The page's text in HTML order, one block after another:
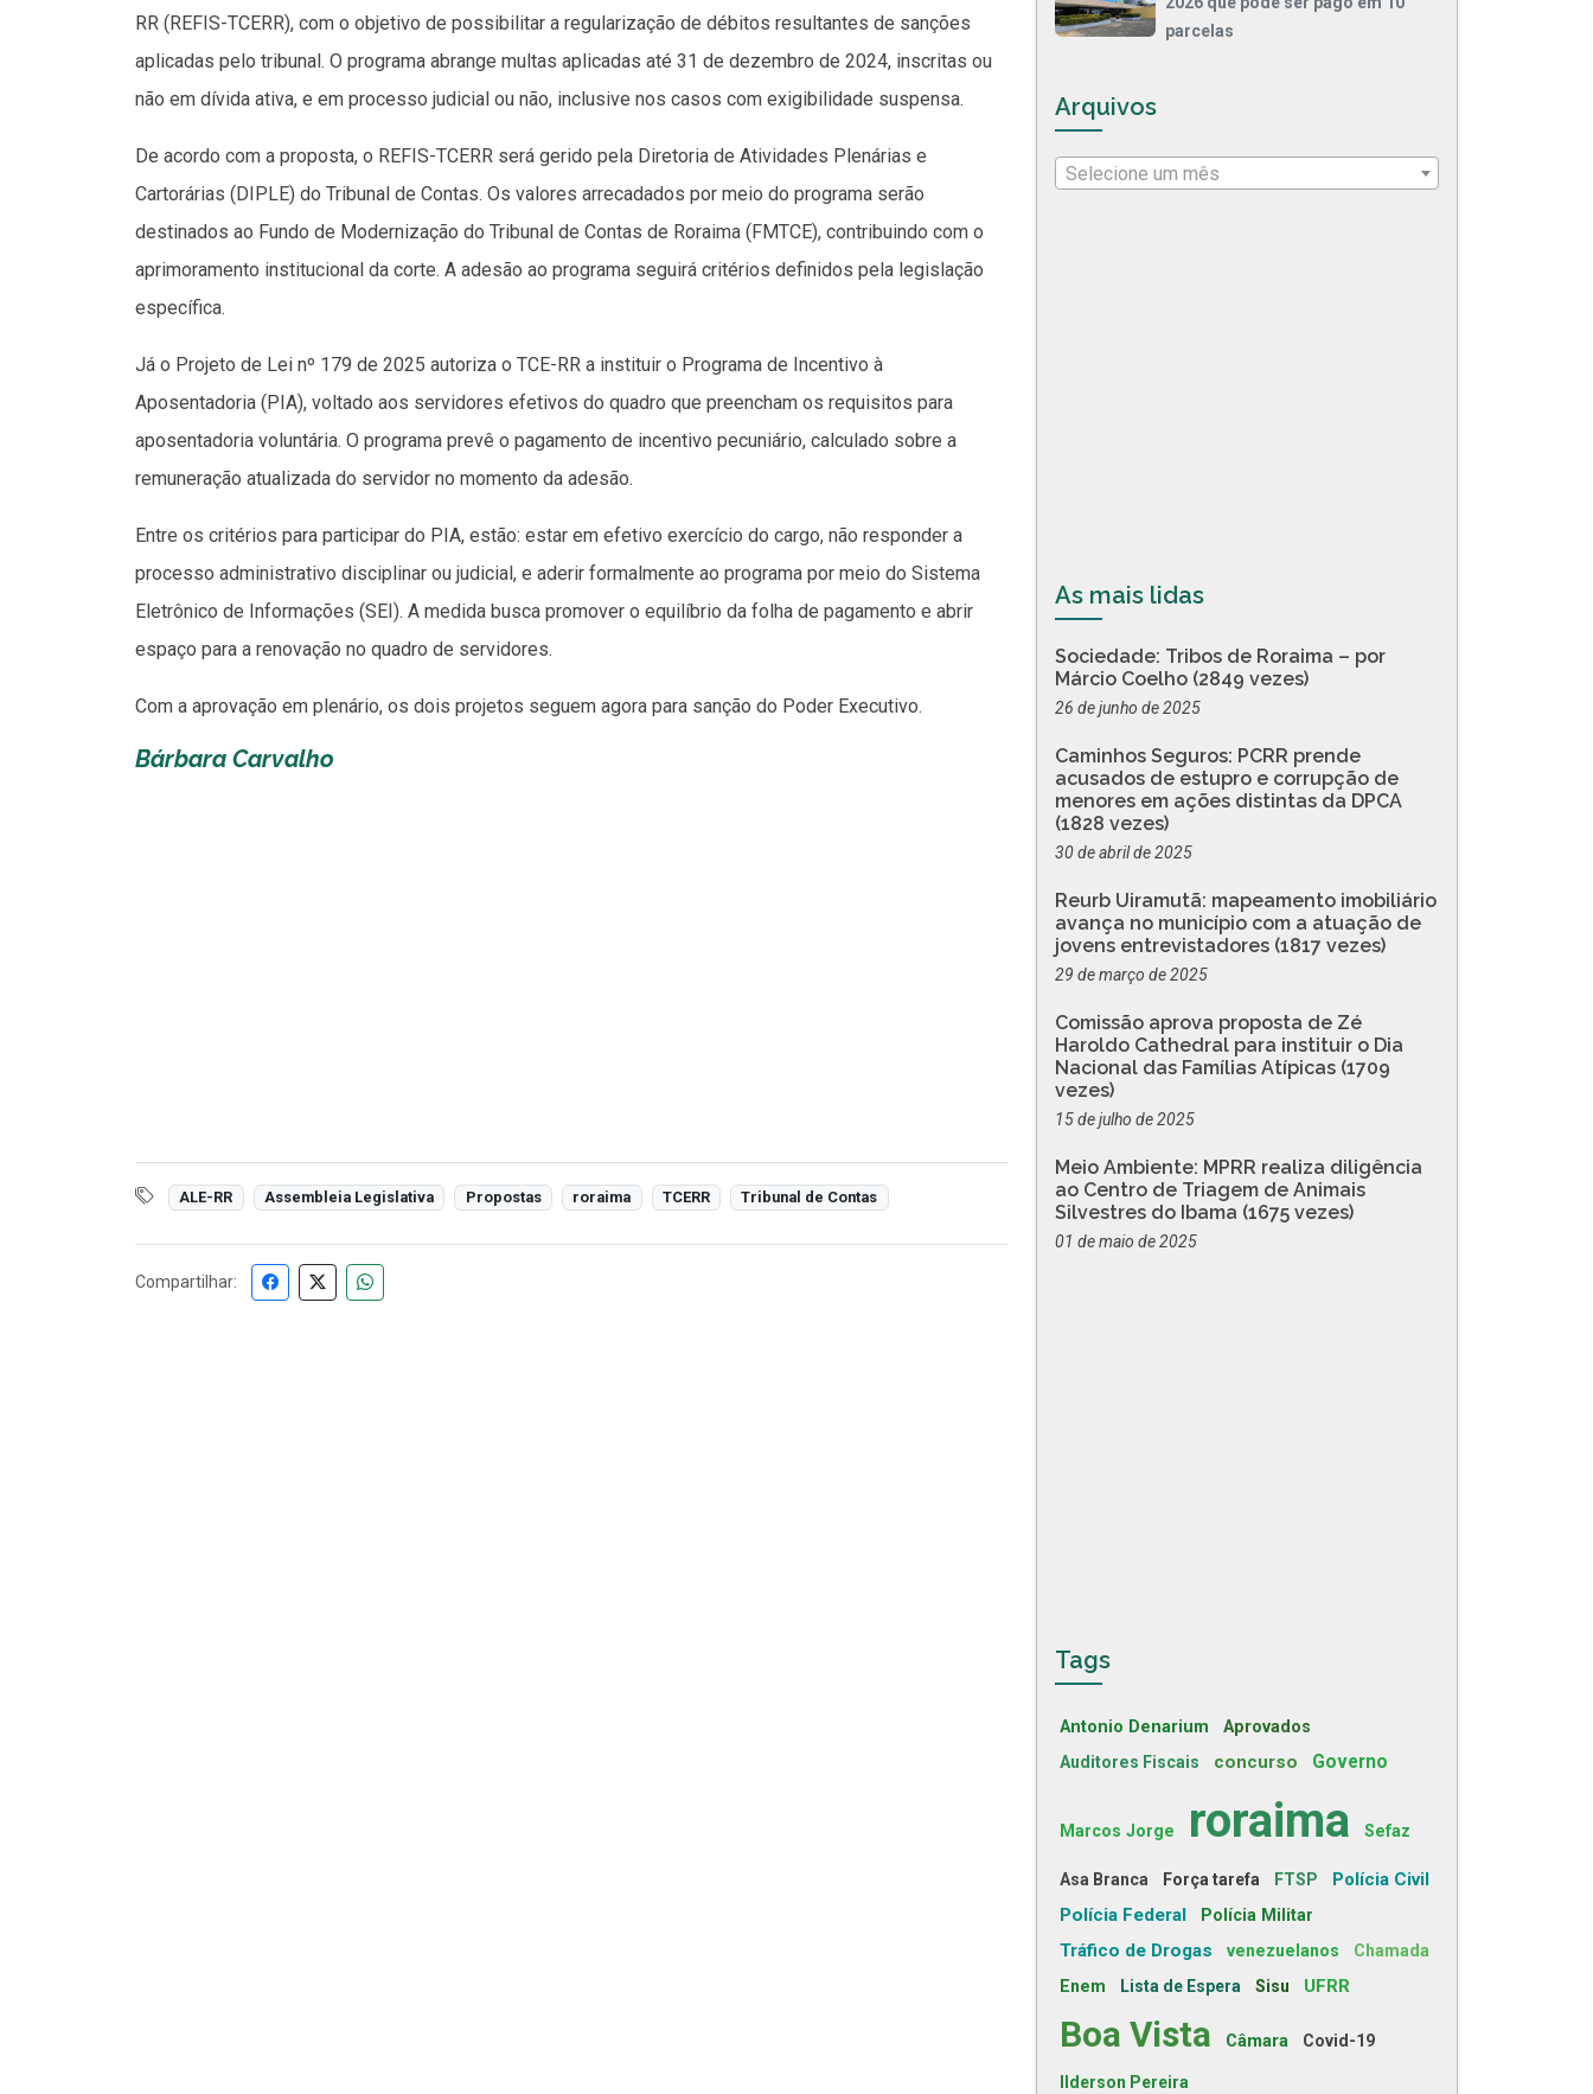
RR (REFIS-TCERR), com o objetivo de possibilitar a regularização de débitos resultantes de sanções
aplicadas pelo tribunal. O programa abrange multas aplicadas até 31 de dezembro de 2024, inscritas ou
não em dívida ativa, e em processo judicial ou não, inclusive nos casos com exigibilidade suspensa.
De acordo com a proposta, o REFIS-TCERR será gerido pela Diretoria de Atividades Plenárias e
Cartorárias (DIPLE) do Tribunal de Contas. Os valores arrecadados por meio do programa serão
destinados ao Fundo de Modernização do Tribunal de Contas de Roraima (FMTCE), contribuindo com o
aprimoramento institucional da corte. A adesão ao programa seguirá critérios definidos pela legislação
específica.
Já o Projeto de Lei nº 179 de 2025 autoriza o TCE-RR a instituir o Programa de Incentivo à
Aposentadoria (PIA), voltado aos servidores efetivos do quadro que preencham os requisitos para
aposentadoria voluntária. O programa prevê o pagamento de incentivo pecuniário, calculado sobre a
remuneração atualizada do servidor no momento da adesão.
Entre os critérios para participar do PIA, estão: estar em efetivo exercício do cargo, não responder a
processo administrativo disciplinar ou judicial, e aderir formalmente ao programa por meio do Sistema
Eletrônico de Informações (SEI). A medida busca promover o equilíbrio da folha de pagamento e abrir
espaço para a renovação no quadro de servidores.
Com a aprovação em plenário, os dois projetos seguem agora para sanção do Poder Executivo.
Bárbara Carvalho
ALE-RR Assembleia Legislativa Propostas roraima TCERR Tribunal de Contas
Compartilhar:
parcelas
Arquivos
Selecione um mês
As mais lidas
Sociedade: Tribos de Roraima – por
Márcio Coelho (2849 vezes)
26 de junho de 2025
Caminhos Seguros: PCRR prende
acusados de estupro e corrupção de
menores em ações distintas da DPCA
(1828 vezes)
30 de abril de 2025
Reurb Uiramutã: mapeamento imobiliário
avança no município com a atuação de
jovens entrevistadores (1817 vezes)
29 de março de 2025
Comissão aprova proposta de Zé
Haroldo Cathedral para instituir o Dia
Nacional das Famílias Atípicas (1709
vezes)
15 de julho de 2025
Meio Ambiente: MPRR realiza diligência
ao Centro de Triagem de Animais
Silvestres do Ibama (1675 vezes)
01 de maio de 2025
Tags
Antonio Denarium Aprovados
Auditores Fiscais concurso Governo
Marcos Jorge roraima Sefaz
Asa Branca Força tarefa FTSP
Polícia Civil
Polícia Federal
Polícia Militar
Tráfico de Drogas venezuelanos
Chamada
Enem
Lista de Espera Sisu UFRR
Boa Vista Câmara Covid-19
Ilderson Pereira